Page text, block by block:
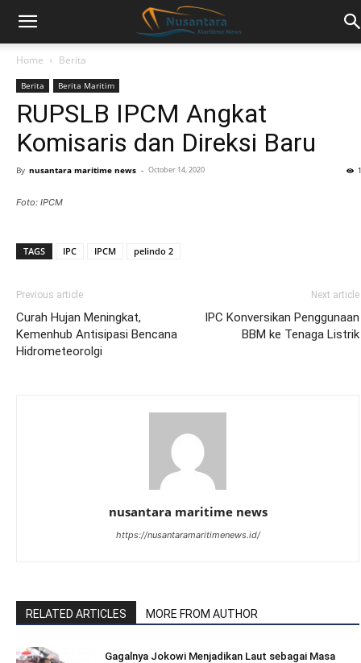
Home Berita
Berita Berita Maritim
RUPSLB IPCM Angkat
Komisaris dan Direksi Baru
By nusantara maritime news - October 14, 2020
Foto: IPCM
TAGS IPC IPCM pelindo 2
Previous article
Curah Hujan Meningkat,
Kemenhub Antisipasi Bencana
Hidrometeorolgi
Next article
IPC Konversikan Penggunaan
BBM ke Tenaga Listrik
nusantara maritime news
https://nusantaramaritimenews.id/
RELATED ARTICLES MORE FROM AUTHOR
Gagalnya Jokowi Menjadikan Laut sebagai Masa